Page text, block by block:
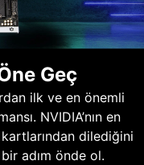
Geç
ilk ve en önemli
NVIDIA’nın en
dilediğini
adım önde ol.